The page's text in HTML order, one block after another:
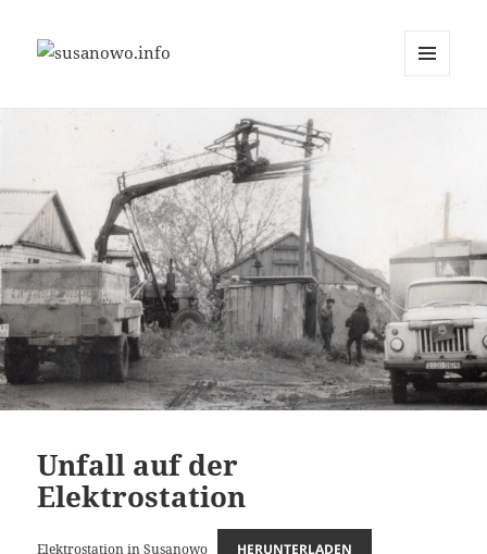
Unfall auf der
Elektrostation
Elektrostation in Susanowo HERUNTERLADEN